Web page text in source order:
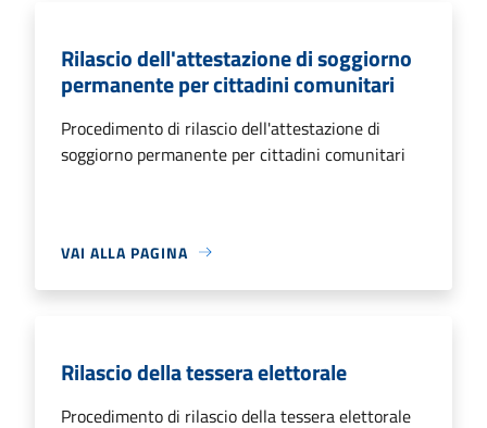
Rilascio dell'attestazione di soggiorno
permanente per cittadini comunitari
Procedimento di rilascio dell'attestazione di
soggiorno permanente per cittadini comunitari
VAI ALLA PAGINA
Rilascio della tessera elettorale
Procedimento di rilascio della tessera elettorale